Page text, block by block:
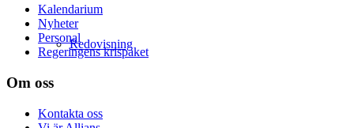
Redovisning
Kalendarium
Nyheter
Personal
Regeringens krispaket
Om oss
Kontakta oss